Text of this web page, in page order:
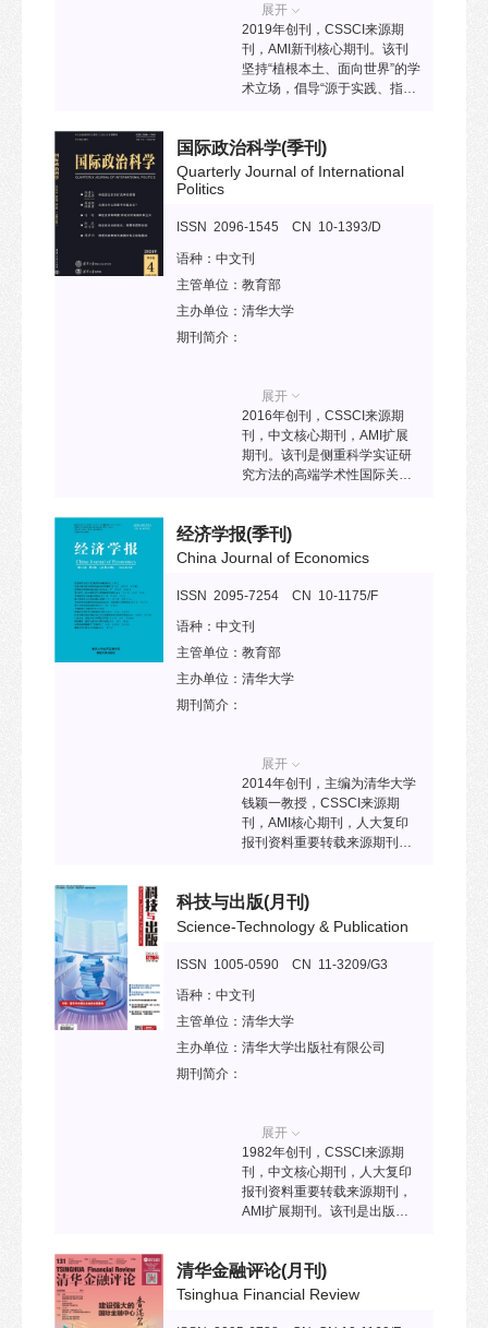
展开
2019年创刊，CSSCI来源期
刊，AMI新刊核心期刊。该刊
坚持“植根本土、面向世界”的学
术立场，倡导“源于实践、指向
学术共同体呈现更多“务实、前
沿、鲜明”的声音和力量。
国际政治科学(季刊)
Quarterly Journal of International
Politics
ISSN 2096-1545 CN 10-1393/D
语种： 中文刊
主管单位： 教育部
主办单位： 清华大学
期刊简介：
展开
2016年创刊，CSSCI来源期
刊，中文核心期刊，AMI扩展
期刊。该刊是侧重科学实证研
究方法的高端学术性国际关系
养具有国际影响力的学术人
才，向国际传播中国的最新国
经济学报(季刊)
China Journal of Economics
ISSN 2095-7254 CN 10-1175/F
语种： 中文刊
主管单位： 教育部
主办单位： 清华大学
期刊简介：
展开
2014年创刊，主编为清华大学
钱颖一教授，CSSCI来源期
刊，AMI核心期刊，人大复印
报刊资料重要转载来源期刊，
所有学科领域，发表原创性的
学术研究成果以及综述和评论
科技与出版(月刊)
Science-Technology & Publication
ISSN 1005-0590 CN 11-3209/G3
语种： 中文刊
主管单位： 清华大学
主办单位： 清华大学出版社有限公司
期刊简介：
展开
1982年创刊，CSSCI来源期
刊，中文核心期刊，人大复印
报刊资料重要转载来源期刊，
AMI扩展期刊。该刊是出版行
搭科技进步与出版创新之桥，
传编辑出版与文化传播之经，
清华金融评论(月刊)
Tsinghua Financial Review